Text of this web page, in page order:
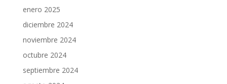
enero 2025
diciembre 2024
noviembre 2024
octubre 2024
septiembre 2024